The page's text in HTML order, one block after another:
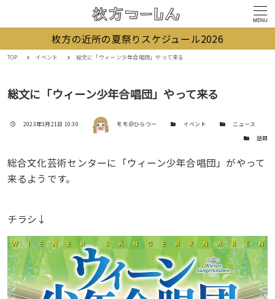
MENU
枚方の近所の夏祭りスケジュール2026
TOP イベント 総文に「ウィーン少年合唱団」やって来る
総文に「ウィーン少年合唱団」やって来る
投稿日
2023年3月21日 10:30 著者 モモ＠ひらつー カテゴリー
イベント カテゴリー
ニュース
カテゴリー
話題
総合文化芸術センターに「ウィーン少年合唱団」がやって
来るようです。
チラシ↓